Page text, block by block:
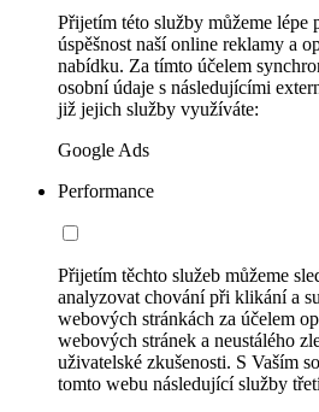
Přijetím této služby můžeme lépe
úspěšnost naší online reklamy a
nabídku. Za tímto účelem
osobní údaje s následujícími
již jejich služby využíváte:
Google Ads
Performance
Přijetím těchto služeb můžeme
analyzovat chování při klikání a
webových stránkách za účelem
webových stránek a neustálého
uživatelské zkušenosti. S Vaším
tomto webu následující služby